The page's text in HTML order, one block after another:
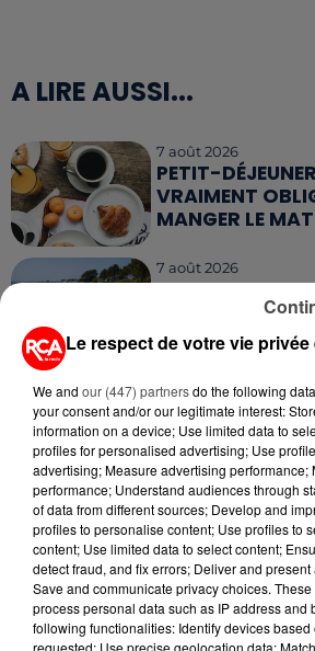
A LIRE AUSSI...
7 août 2026
PETIT-
VRAIMENT
MANGER LE
7 août 2026
WEEK-END
ROUTES : LE
PRÉPARE À UN...
6 août 2026
MÉGOTS ET
INDUSTRIELS
TAXÉS...
6 août 2026
CANICULE :
BOUTEILLES
5 août 2026
MANGER
Le respect de votre vie
We and our (447) partnersdo the following
your consent and/or our legitimate interest:
information on a device; Use limited data to
profiles for personalised advertising; Use
advertising; Measure advertising performance;
performance; Understand audiences through
of data from different sources; Develop and
profiles to personalise content; Use profiles to
content; Use limited data to select content;
detect fraud, and fix errors; Deliver and
Save and communicate privacy choices.
process personal data such as IP address and
following functionalities: Identify devices
requested; Use precise geolocation data;